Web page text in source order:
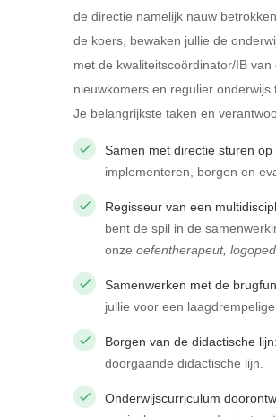
de directie namelijk nauw
de koers, bewaken jullie de
met de kwaliteitscoördinator/IB
nieuwkomers en regulier onderwijs
Je belangrijkste taken en
Samen met directie sturen op
implementeren, borgen en
Regisseur van een
bent de spil in de
onze oefentherapeut,
Samenwerken met de
jullie voor een
Borgen van de didactische lijn:
doorgaande didactische lijn.
Onderwijscurriculum